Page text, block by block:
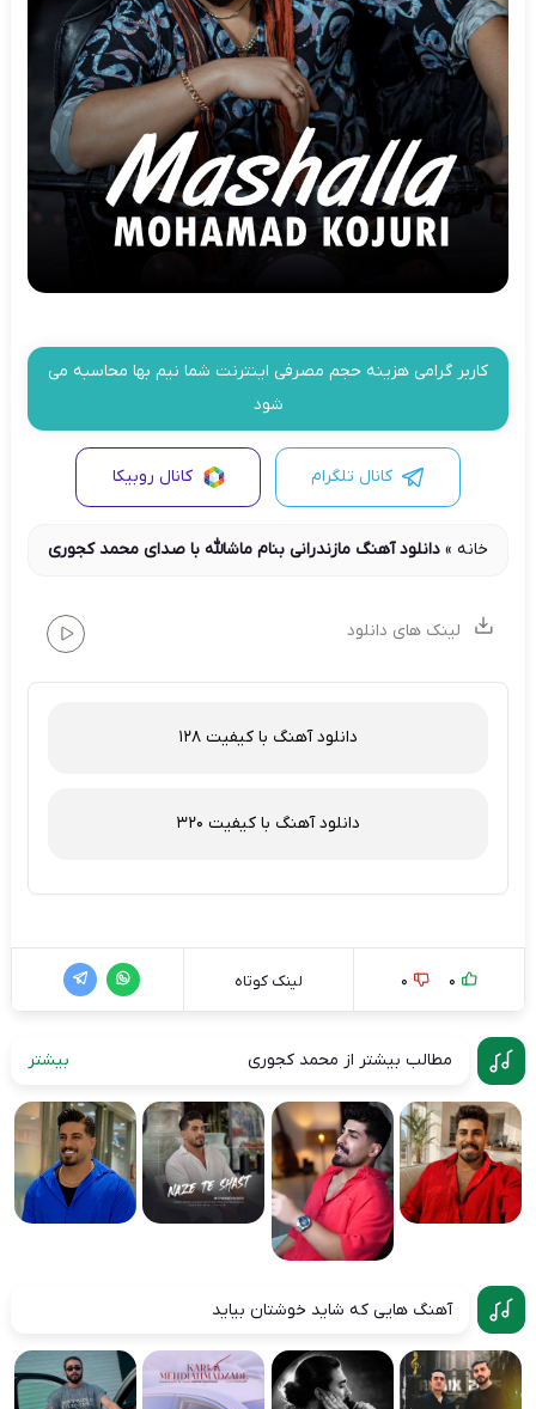
کاربر گرامی هزینه حجم مصرفی اینترنت شما نیم بها محاسبه می
شود
کانال تلگرام کانال روبیکا
خانه» دانلود آهنگ مازندرانی بنام ماشالله با صدای محمد کجوری
لینک های دانلود
دانلود آهنگ با کیفیت 128
دانلود آهنگ با کیفیت 320
0
0 لینک کوتاه
مطالب بیشتر از محمد کجوری بیشتر
آهنگ هایی که شاید خوشتان بیاید